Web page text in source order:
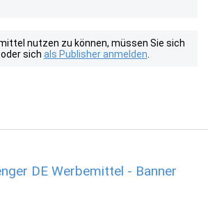
nutzen zu können, müssen Sie sich
sich als Publisher anmelden
DE Werbemittel - Banner